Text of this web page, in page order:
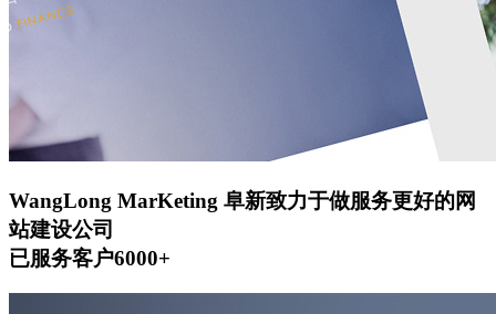
WangLong MarKeting 阜新致力于做服务更好的网
站建设公司
已服务客户6000+